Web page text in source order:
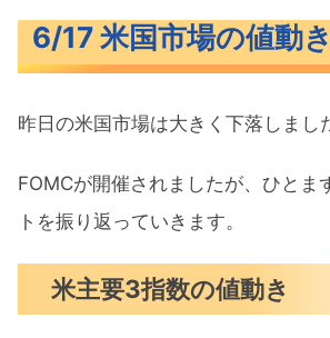
米主要3指数の値動き
為替（ドル円）
S&P500ヒートマップ
セクター別パフォーマンス
S&P500チャート分析
米国市場のトピックス
6/17 米国市場の値動き
昨日の米国市場は大きく下落しまし
FOMCが開催されましたが、ひとま
トを振り返っていきます。
米主要3指数の値動き